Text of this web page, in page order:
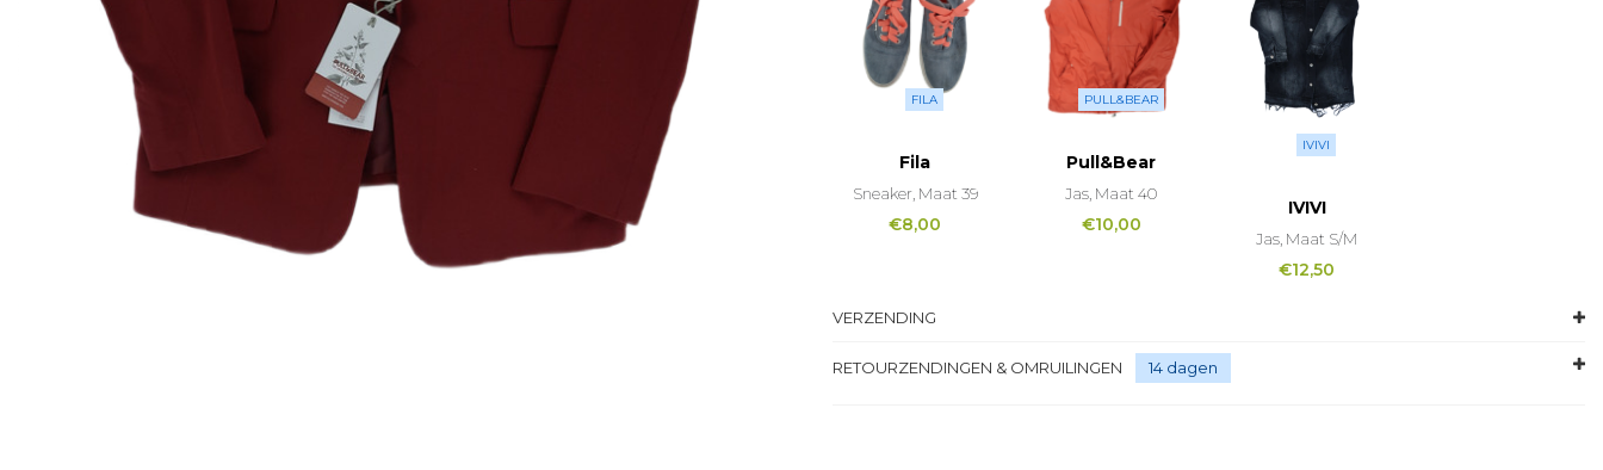
FILA
Fila
Sneaker, Maat 39
€8,00
PULL&BEAR
Pull&Bear
Jas, Maat 40
€10,00
IVIVI
IVIVI
Jas, Maat S/M
€12,50
VERZENDING
RETOURZENDINGEN & OMRUILINGEN 14 dagen